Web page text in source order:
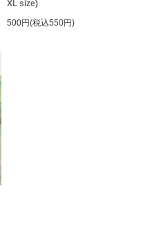
XL size)
500円(税込550円)